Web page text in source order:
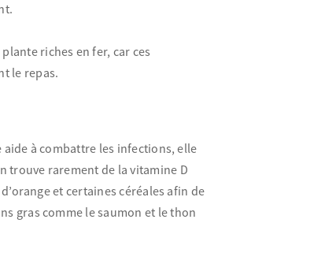
riches en fer, car ces
le repas.
à combattre les infections, elle
trouve rarement de la vitamine D
et certaines céréales afin de
gras comme le saumon et le thon